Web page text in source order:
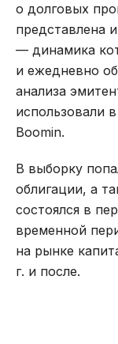
о долговых
представлена
— динамика
и ежедневно
анализа
использовали
Boomin.
В выборку
облигации, а
состоялся в
временной
на рынке
г. и после.